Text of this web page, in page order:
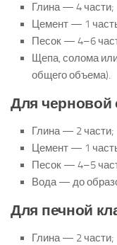
Глина — 4 части;
Цемент — 1
Песок — 4–6
Щепа, солома
общего объема).
Для черновой
Глина — 2 части;
Цемент — 1
Песок — 4–5
Вода — до
Для печной
Глина — 2 части;